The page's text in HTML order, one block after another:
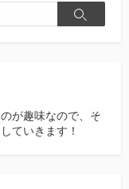
検
が趣味なので、そ
ていきます！